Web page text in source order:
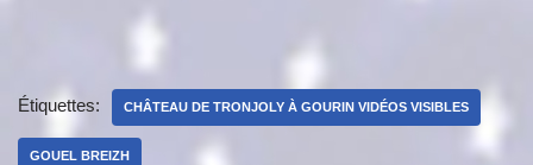
Étiquettes: CHÂTEAU DE TRONJOLY À GOURIN VIDÉOS VISIBLES
GOUEL BREIZH